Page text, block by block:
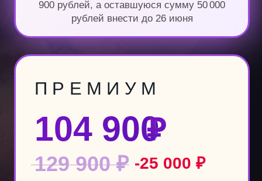
консультация
1 личная онлайн-встреча
с Владимиром Древс, уникальная
от медийного эксперта
с миллионной аудиторией
в соцсетях.
Обычная стоимость — 10 000 €.
Премиум-чат
Обсуждение актуальных вопросов
Древс
Присоединиться